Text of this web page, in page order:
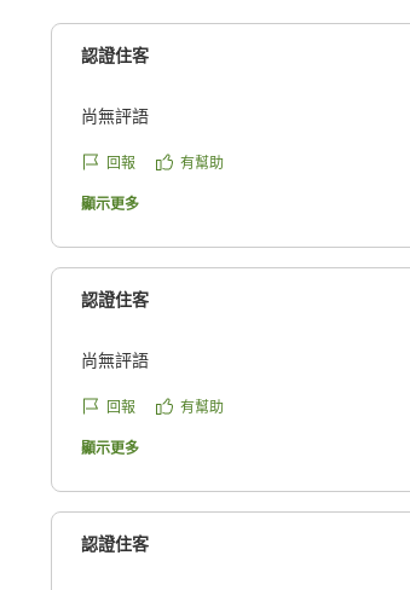
認證住客
尚無評語
回報 有幫助
顯示更多
認證住客
尚無評語
回報 有幫助
顯示更多
認證住客